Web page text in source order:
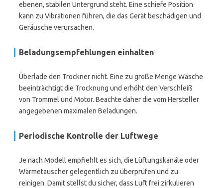
ebenen, stabilen Untergrund steht. Eine schiefe Position
kann zu Vibrationen führen, die das Gerät beschädigen und
Geräusche verursachen.
Beladungsempfehlungen einhalten
Überlade den Trockner nicht. Eine zu große Menge Wäsche
beeinträchtigt die Trocknung und erhöht den Verschleiß
von Trommel und Motor. Beachte daher die vom Hersteller
angegebenen maximalen Beladungen.
Periodische Kontrolle der Luftwege
Je nach Modell empfiehlt es sich, die Lüftungskanäle oder
Wärmetauscher gelegentlich zu überprüfen und zu
reinigen. Damit stellst du sicher, dass Luft frei zirkulieren